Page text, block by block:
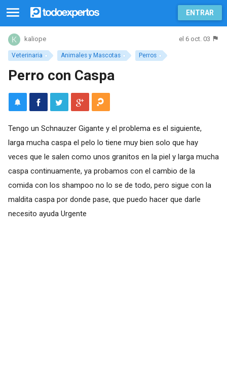
ENTRAR
Veterinaria Animales y Mascotas Perros
kaliope el 6 oct. 03
Perro con Caspa
Tengo un Schnauzer Gigante y el problema es el siguiente,
larga mucha caspa el pelo lo tiene muy bien solo que hay
veces que le salen como unos granitos en la piel y larga mucha
caspa continuamente, ya probamos con el cambio de la
comida con los shampoo no lo se de todo, pero sigue con la
maldita caspa por donde pase, que puedo hacer que darle
necesito ayuda Urgente